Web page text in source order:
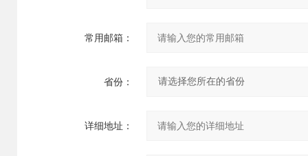
常用邮箱：
省份：
详细地址：